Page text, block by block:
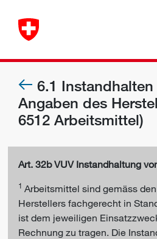
6.1
Angaben des
6512 Arbeitsmittel)
Art. 32b VUV Instandhaltung
1 Arbeitsmittel sind gemäss
Herstellers fachgerecht in
ist dem jeweiligen
Rechnung zu tragen. Die